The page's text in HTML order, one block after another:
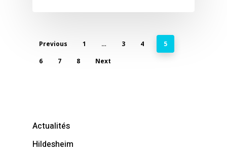
Previous 1 … 3 4
5
6
7 8 Next
Actualités
Hildesheim